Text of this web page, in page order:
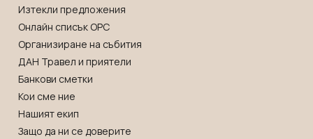
Изтекли предложения
Онлайн списък OРС
Организиране на събития
ДАН Травел и приятели
Банкови сметки
Кои сме ние
Нашият екип
Защо да ни се доверите